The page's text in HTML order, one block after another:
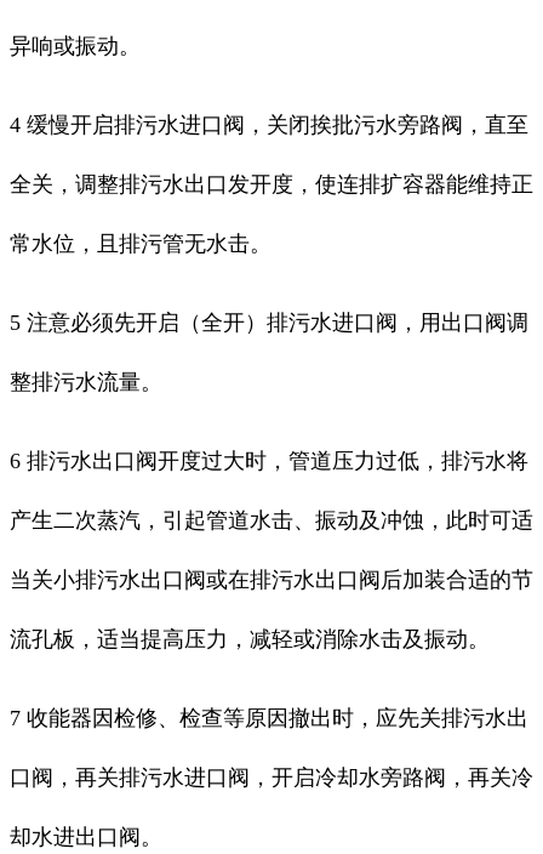
异响或振动。
4 缓慢开启排污水进口阀，关闭挨批污水旁路阀，直至
全关，调整排污水出口发开度，使连排扩容器能维持正
常水位，且排污管无水击。
5 注意必须先开启（全开）排污水进口阀，用出口阀调
整排污水流量。
6 排污水出口阀开度过大时，管道压力过低，排污水将
产生二次蒸汽，引起管道水击、振动及冲蚀，此时可适
当关小排污水出口阀或在排污水出口阀后加装合适的节
流孔板，适当提高压力，减轻或消除水击及振动。
7 收能器因检修、检查等原因撤出时，应先关排污水出
口阀，再关排污水进口阀，开启冷却水旁路阀，再关冷
却水进出口阀。